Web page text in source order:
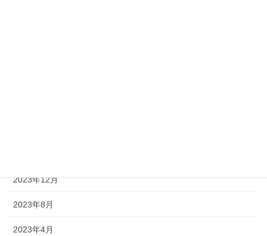
2023年12月
2023年8月
2023年4月